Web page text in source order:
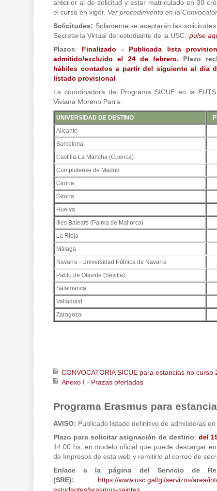
anterior al de solicitud y estar matriculado en 30
el curso en vigor. Ver procedimiento en la
Solicitudes: Solamente se aceptarán las
Secretaría Virtual del estudiante de la USC.
pulse
Plazos: Finalizado - Publicada lista
admitido/excluido el 24 de febrero. Plazo
hábiles contados a partir del siguiente al día
listado provisional
La coordinadora del Programa SICUE en la
Viviana Moreno Parra.
UNIVERSIDAD DE DESTINO
Alicante
Barcelona
Castilla-La Mancha (Cuenca)
Complutense de Madrid
Girona
Girona
Huelva
Illes Balears (Palma de Mallorca)
La Rioja
Málaga
Navarra - Universidad Pública de Navarra
Pablo de Olavide (Sevilla)
Salamanca
Valladolid
Zaragoza
CONVOCATORIA SICUE para estancias no curso
Anexo I - Prazas ofertadas
Programa Erasmus para
AVISO: Publicado listado definitivo de admitido/as en
Plazo para solicitar asignación de destino: del
14:00 hs, en modelo oficial que puede descargar
de Impresos de esta web y remitirlo al correo de
Enlace a la página del Servicio de
(SRE):
https://www.usc.gal/gl/servizos/area/